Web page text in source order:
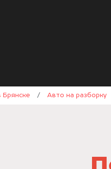
Брянске / Авто на разборку